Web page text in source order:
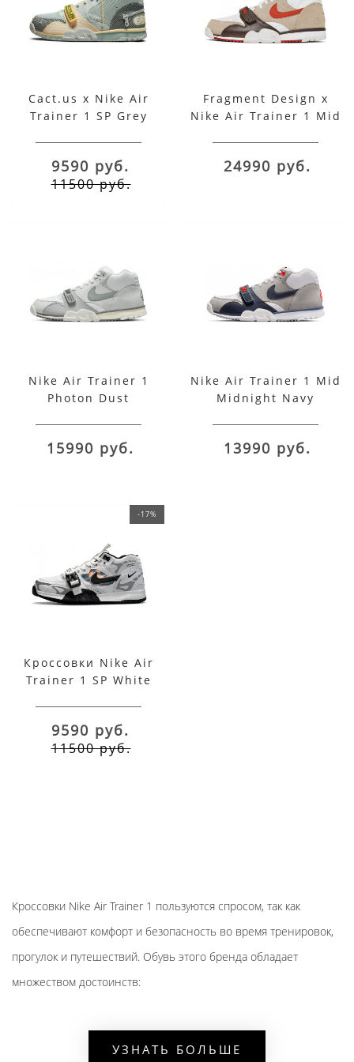
Cact.us x Nike Air
Trainer 1 SP Grey
9590 руб.
11500 руб.
Fragment Design x
Nike Air Trainer 1 Mid
24990 руб.
Nike Air Trainer 1
Photon Dust
15990 руб.
Nike Air Trainer 1 Mid
Midnight Navy
13990 руб.
-17%
Кроссовки Nike Air
Trainer 1 SP White
9590 руб.
11500 руб.
Кроссовки Nike Air Trainer 1 пользуются спросом, так как
обеспечивают комфорт и безопасность во время тренировок,
прогулок и путешествий. Обувь этого бренда обладает
множеством достоинств:
УЗНАТЬ БОЛЬШЕ